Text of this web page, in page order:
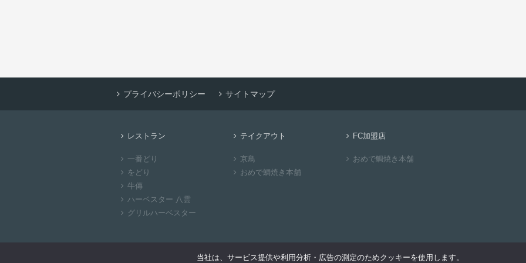
プライバシーポリシー サイトマップ
レストラン
一番どり
をどり
牛傳
ハーベスター 八雲
グリルハーベスター
テイクアウト
京鳥
おめで鯛焼き本舗
FC加盟店
おめで鯛焼き本舗
当社は、サービス提供や利用分析・広告の測定のためクッキーを使用します。